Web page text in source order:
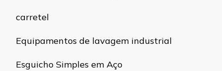
carretel
Equipamentos de lavagem industrial
Esguicho Simples em Aço